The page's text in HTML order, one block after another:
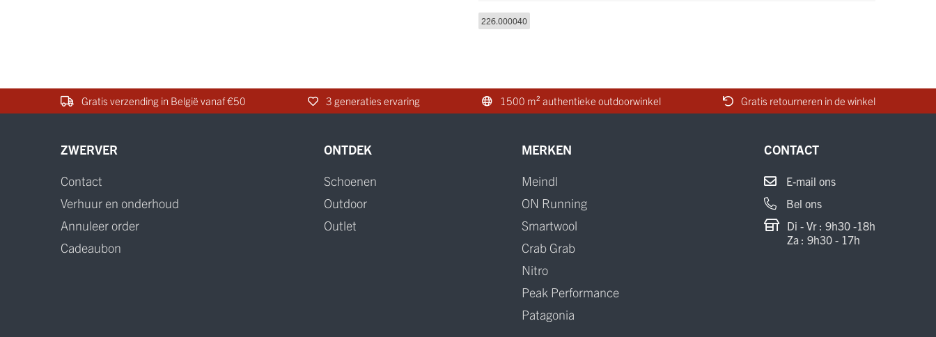
226.000040
Gratis verzending in België vanaf €50 3 generaties ervaring 1500 m² authentieke outdoorwinkel Gratis retourneren in de winkel
ZWERVER
Contact
Verhuur en onderhoud
Annuleer order
Cadeaubon
ONTDEK
Schoenen
Outdoor
Outlet
MERKEN
Meindl
ON Running
Smartwool
Crab Grab
Nitro
Peak Performance
Patagonia
CONTACT
E-mail ons
Bel ons
Di - Vr : 9h30 -18h
Za : 9h30 - 17h